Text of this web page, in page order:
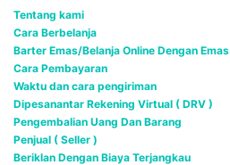
Tentang kami
Cara Berbelanja
Barter Emas/Belanja Online Dengan Emas
Cara Pembayaran
Waktu dan cara pengiriman
Dipesanantar Rekening Virtual ( DRV )
Pengembalian Uang Dan Barang
Penjual ( Seller )
Beriklan Dengan Biaya Terjangkau